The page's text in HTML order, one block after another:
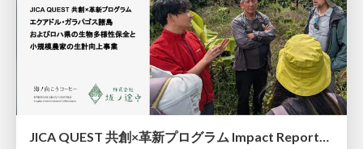
JICA QUEST 共創×革新プログラム Impact Report（海ノ向こうコーヒー）